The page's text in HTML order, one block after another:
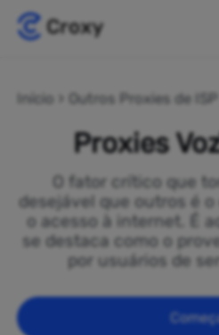
Início Outros Proxies de ISP
Proxies
O fator crítico que
desejável que outros é
o acesso à internet. É
se destaca como o
por usuários de